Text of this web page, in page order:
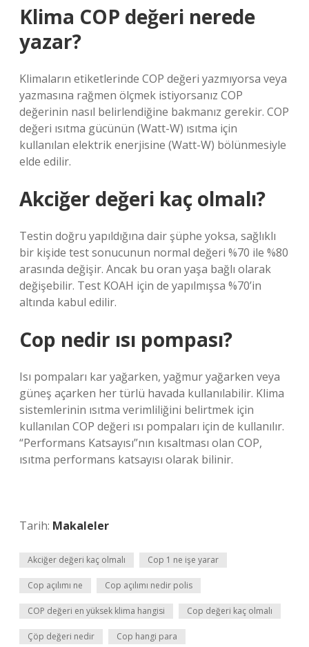
Klima COP değeri nerede
yazar?
Klimaların etiketlerinde COP değeri yazmıyorsa veya
yazmasına rağmen ölçmek istiyorsanız COP
değerinin nasıl belirlendiğine bakmanız gerekir. COP
değeri ısıtma gücünün (Watt-W) ısıtma için
kullanılan elektrik enerjisine (Watt-W) bölünmesiyle
elde edilir.
Akciğer değeri kaç olmalı?
Testin doğru yapıldığına dair şüphe yoksa, sağlıklı
bir kişide test sonucunun normal değeri %70 ile %80
arasında değişir. Ancak bu oran yaşa bağlı olarak
değişebilir. Test KOAH için de yapılmışsa %70’in
altında kabul edilir.
Cop nedir ısı pompası?
Isı pompaları kar yağarken, yağmur yağarken veya
güneş açarken her türlü havada kullanılabilir. Klima
sistemlerinin ısıtma verimliliğini belirtmek için
kullanılan COP değeri ısı pompaları için de kullanılır.
“Performans Katsayısı”nın kısaltması olan COP,
ısıtma performans katsayısı olarak bilinir.
Tarih: Makaleler
Akciğer değeri kaç olmalı Cop 1 ne işe yarar
Cop açılımı ne Cop açılımı nedir polis
COP değeri en yüksek klima hangisi Cop değeri kaç olmalı
Çöp değeri nedir Cop hangi para